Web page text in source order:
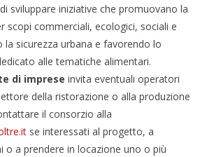
di sviluppare iniziative che promuovano la
scopi commerciali, ecologici, sociali e
la sicurezza urbana e favorendo lo
alle tematiche alimentari.
di imprese invita eventuali operatori
della ristorazione o alla produzione
il consorzio alla
se interessati al progetto, a
o a prendere in locazione uno o più